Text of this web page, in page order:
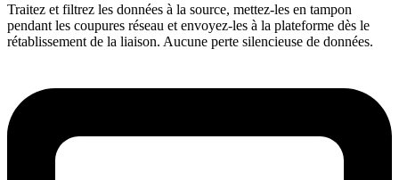
Traitez et filtrez les données à la source, mettez-les en tampon
pendant les coupures réseau et envoyez-les à la plateforme dès le
rétablissement de la liaison. Aucune perte silencieuse de données.